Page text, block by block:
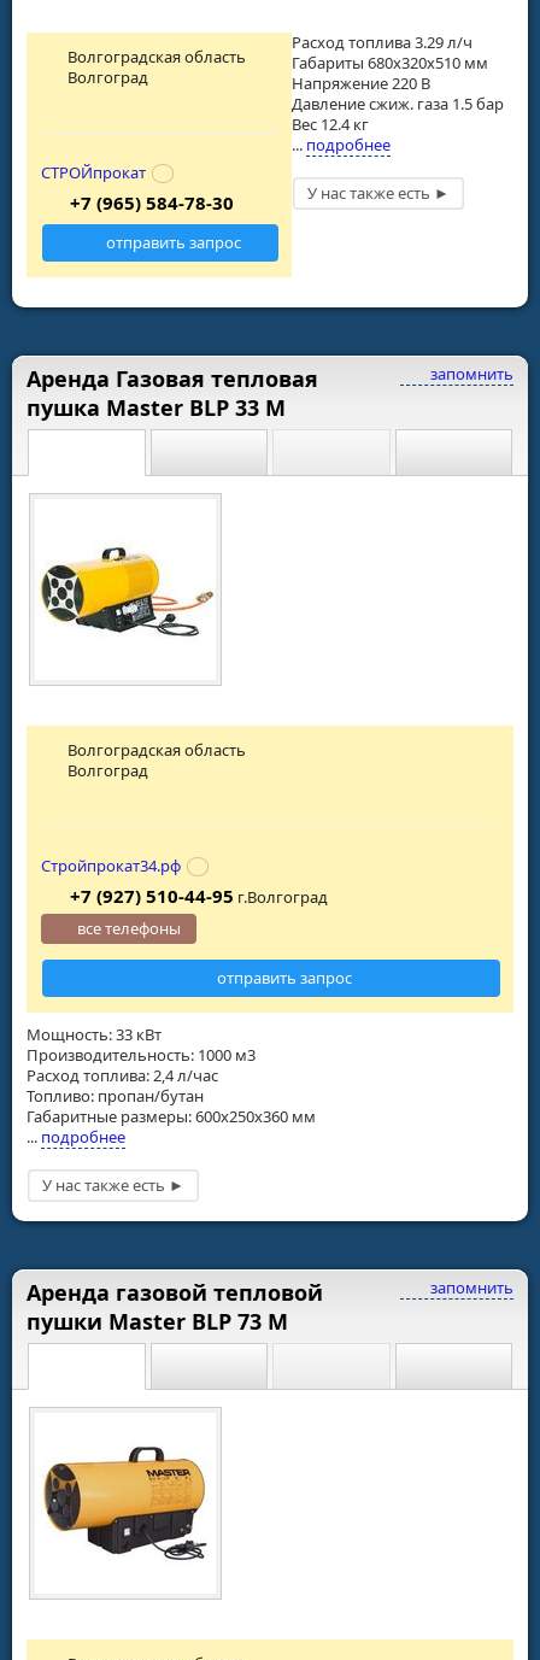
Расход топлива 3.29 л/ч
Габариты 680х320х510 мм
Напряжение 220 В
Давление сжиж. газа 1.5 бар
Вес 12.4 кг
... подробнее
Волгоградская область
Волгоград
СТРОЙпрокат
+7 (965) 584-78-30
отправить запрос
запомнить
Аренда Газовая тепловая
пушка Master BLP 33 M
Мощность: 33 кВт
Производительность: 1000 м3
Расход топлива: 2,4 л/час
Топливо: пропан/бутан
Габаритные размеры: 600x250x360 мм
... подробнее
Волгоградская область
Волгоград
Стройпрокат34.рф
+7 (927) 510-44-95 г.Волгоград
все телефоны
отправить запрос
запомнить
Аренда газовой тепловой
пушки Master BLP 73 M